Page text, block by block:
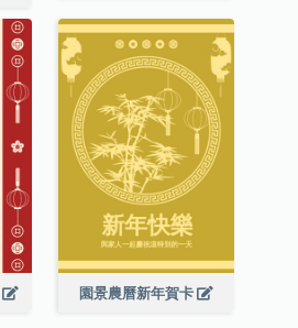
園景農曆新年賀卡